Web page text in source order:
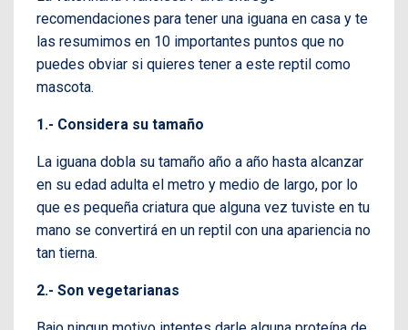
recomendaciones para tener una iguana en casa y te
las resumimos en 10 importantes puntos que no
puedes obviar si quieres tener a este reptil como
mascota.
1.- Considera su tamaño
La iguana dobla su tamaño año a año hasta alcanzar
en su edad adulta el metro y medio de largo, por lo
que es pequeña criatura que alguna vez tuviste en tu
mano se convertirá en un reptil con una apariencia no
tan tierna.
2.- Son vegetarianas